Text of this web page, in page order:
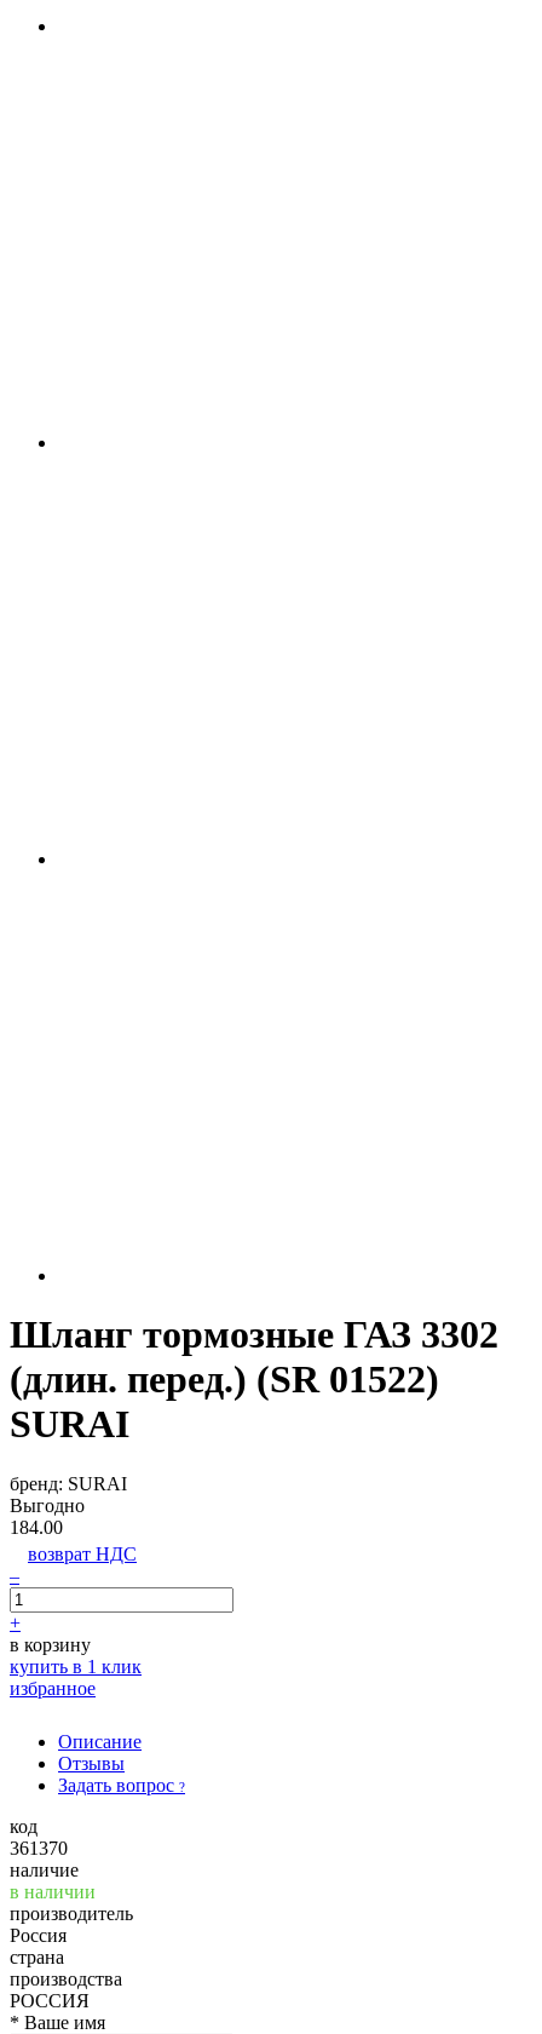
Шланг тормозные ГАЗ 3302
(длин. перед.) (SR 01522)
SURAI
бренд: SURAI
Выгодно
184.00
возврат НДС
–
+
в корзину
купить в 1 клик
избранное
Описание
Отзывы
Задать вопрос ?
код
361370
наличие
в наличии
производитель
Россия
страна
производства
РОССИЯ
* Ваше имя